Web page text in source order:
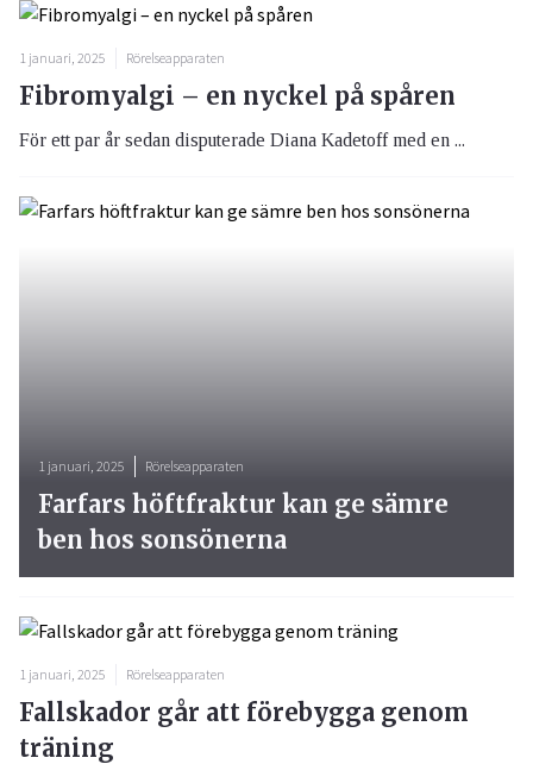
1 januari, 2025 Rörelseapparaten
Fibromyalgi – en nyckel på spåren
För ett par år sedan disputerade Diana Kadetoff med en ...
1 januari, 2025 Rörelseapparaten
Farfars höftfraktur kan ge sämre
ben hos sonsönerna
1 januari, 2025 Rörelseapparaten
Fallskador går att förebygga genom
träning